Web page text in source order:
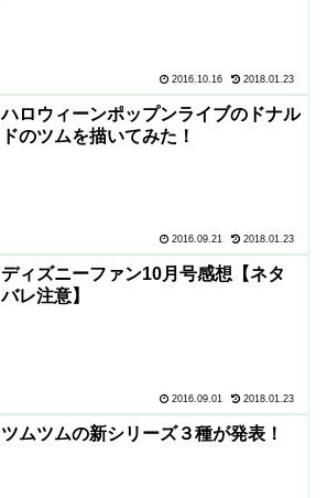
2016.10.16 2018.01.23
ハロウィーンポップンライブのドナル
ドのツムを描いてみた！
2016.09.21 2018.01.23
ディズニーファン10月号感想【ネタ
バレ注意】
2016.09.01 2018.01.23
ツムツムの新シリーズ３種が発表！